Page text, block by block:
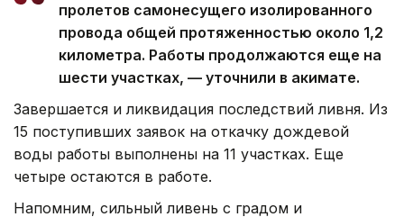
пролетов самонесущего изолированного
провода общей протяженностью около 1,2
километра. Работы продолжаются еще на
шести участках, — уточнили в акимате.
Завершается и ликвидация последствий ливня. Из
15 поступивших заявок на откачку дождевой
воды работы выполнены на 11 участках. Еще
четыре остаются в работе.
Напомним, сильный ливень с градом и